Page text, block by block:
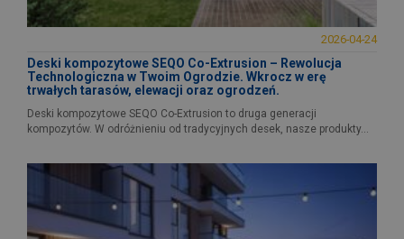
2026-04-24
Deski kompozytowe SEQO Co-Extrusion – Rewolucja
Technologiczna w Twoim Ogrodzie. Wkrocz w erę
trwałych tarasów, elewacji oraz ogrodzeń.
Deski kompozytowe SEQO Co-Extrusion to druga generacji
kompozytów. W odróżnieniu od tradycyjnych desek, nasze produkty...